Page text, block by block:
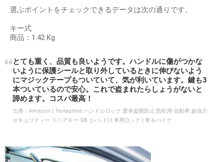
選ぶポイントをチェックできるデータは次の通りです。
キー式
商品：1.42 Kg
とても重く、品質も良いようです。ハンドルに傷がつかな
いように保護シールと取り外しているときに伸びないよう
にマジックテープもついていて、気が利いています。鍵も3
本ついているので安心。これで盗まれたらしょうがないと
諦めます。コスパ最高！
出典： Amazon | Tevlaphee ハンドルロック 愛車盗難防止 防犯用 自動車 超強力
セキュリティー スペアキー 3本 (レッド) | 車用ロック | 車＆バイク